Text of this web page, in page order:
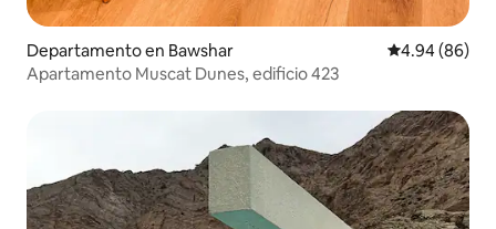
Departamento en Bawshar Calificación
4.94 (86)
Apartamento Muscat Dunes, edificio 423